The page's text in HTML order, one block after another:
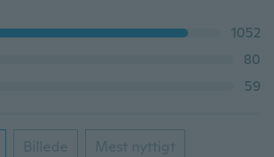
1052
80
59
Billede Mest nyttigt